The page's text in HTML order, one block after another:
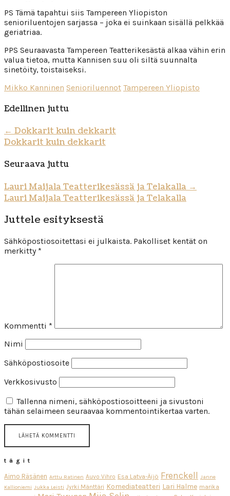
PS Tämä tapahtui siis Tampereen Yliopiston
senioriluentojen sarjassa – joka ei suinkaan sisällä pelkkää
geriatriaa.
PPS Seuraavasta Tampereen Teatterikesästä alkaa vähin erin
valua tietoa, mutta Kannisen suu oli siltä suunnalta
sinetöity, toistaiseksi.
Mikko Kanninen Senioriluennot Tampereen Yliopisto
Edellinen juttu
← Dokkarit kuin dekkarit
Dokkarit kuin dekkarit
Seuraava juttu
Lauri Maijala Teatterikesässä ja Telakalla →
Lauri Maijala Teatterikesässä ja Telakalla
Juttele esityksestä
Sähköpostiosoitettasi ei julkaista. Pakolliset kentät on
merkitty *
Kommentti *
Nimi
Sähköpostiosoite
Verkkosivusto
Tallenna nimeni, sähköpostiosoitteeni ja sivustoni
tähän selaimeen seuraavaa kommentointikertaa varten.
tägit
Aimo Räsänen Arttu Ratinen Auvo Vihro Esa Latva-Äijö Frenckell
Janne
Kallioniemi Jukka Leisti Jyrki Mänttäri Komediateatteri Lari Halme marika